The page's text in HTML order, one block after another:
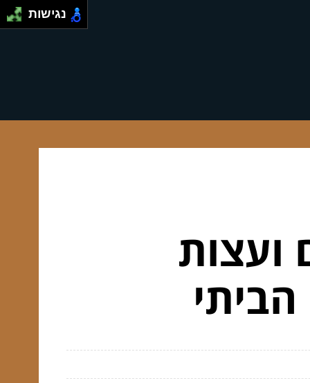
ועצות
נגישות